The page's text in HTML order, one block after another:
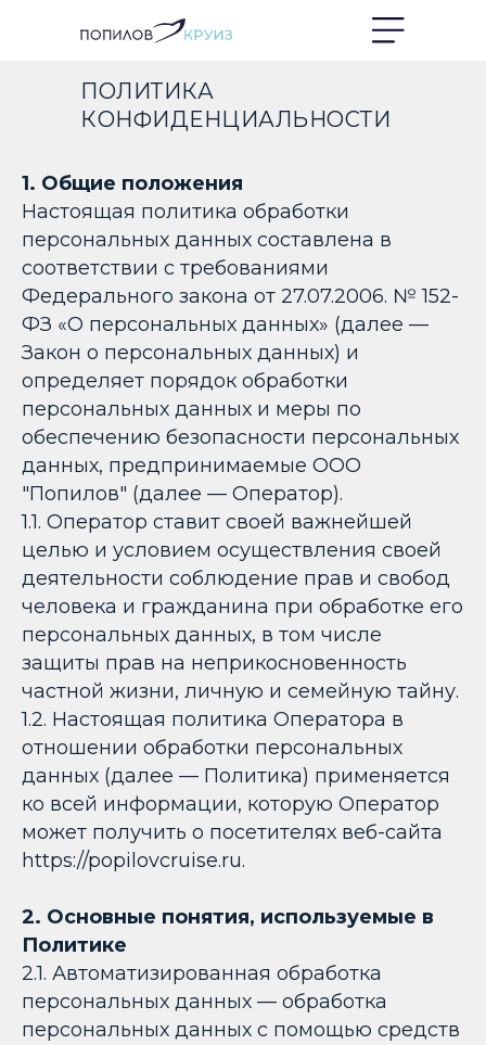
ПОЛИТИКА
КОНФИДЕНЦИАЛЬНОСТИ
1. Общие положения
Настоящая политика обработки
персональных данных составлена в
соответствии с требованиями
Федерального закона от 27.07.2006. № 152-
ФЗ «О персональных данных» (далее —
Закон о персональных данных) и
определяет порядок обработки
персональных данных и меры по
обеспечению безопасности персональных
данных, предпринимаемые ООО
"Попилов" (далее — Оператор).
1.1. Оператор ставит своей важнейшей
целью и условием осуществления своей
деятельности соблюдение прав и свобод
человека и гражданина при обработке его
персональных данных, в том числе
защиты прав на неприкосновенность
частной жизни, личную и семейную тайну.
1.2. Настоящая политика Оператора в
отношении обработки персональных
данных (далее — Политика) применяется
ко всей информации, которую Оператор
может получить о посетителях веб-сайта
https://popilovcruise.ru.
2. Основные понятия, используемые в
Политике
2.1. Автоматизированная обработка
персональных данных — обработка
персональных данных с помощью средств